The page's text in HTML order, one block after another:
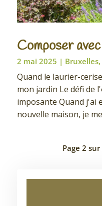
Composer
2 mai 2025 | Bruxelles,
Quand le laurier-
mon jardin Le défi de
imposante Quand j'ai
nouvelle maison, je
Page 2 sur